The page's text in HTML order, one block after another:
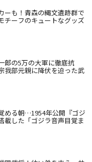
ーも！青森の縄文遺跡群で
チーフのキュートなグッズ
郎の5万の大軍に徹底抗
我部元親に降伏を迫った武
める朝…1954年公開『ゴジ
載した「ゴジラ音声目覚ま